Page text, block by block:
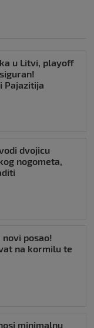
u Litvi, playoff
Pajazitija
dvojicu
nogometa,
posao!
na kormilu te
minimalnu